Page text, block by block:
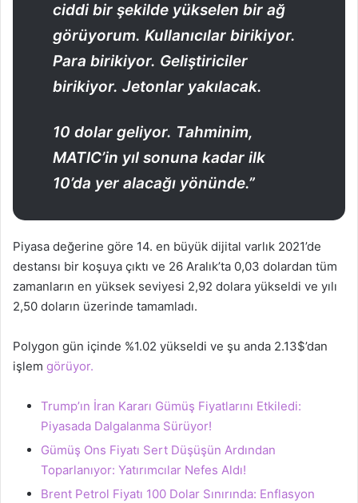
ciddi bir şekilde yükselen bir ağ
görüyorum. Kullanıcılar birikiyor.
Para birikiyor. Geliştiriciler
birikiyor. Jetonlar yakılacak.
10 dolar geliyor. Tahminim,
MATIC’in yıl sonuna kadar ilk
10’da yer alacağı yönünde.”
Piyasa değerine göre 14. en büyük dijital varlık 2021’de
destansı bir koşuya çıktı ve 26 Aralık’ta 0,03 dolardan tüm
zamanların en yüksek seviyesi 2,92 dolara yükseldi ve yılı
2,50 doların üzerinde tamamladı.
Polygon gün içinde %1.02 yükseldi ve şu anda 2.13$’dan
işlem görüyor.
Trump’ın İran Kararı Gümüş Fiyatlarını Etkiledi:
Piyasada Dalgalanma Sürüyor!
Gümüş Ons Fiyatı Sert Düşüşün Ardından
Toparlanıyor: Yatırımcılar Nefes Aldı!
Brent Petrol Fiyatı 100 Dolar Sınırında: Enflasyon